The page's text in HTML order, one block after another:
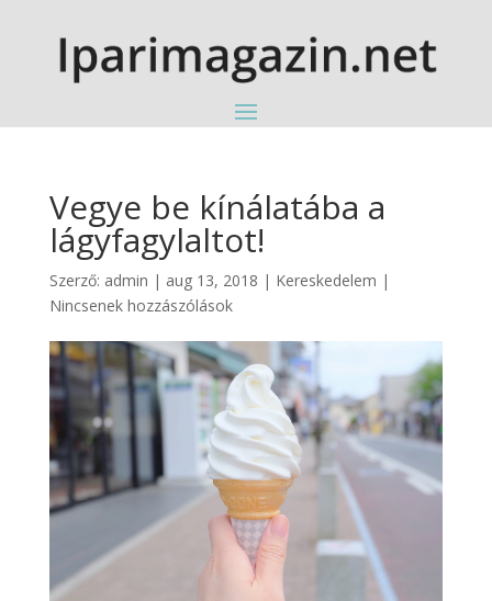
Vegye be kínálatába a
lágyfagylaltot!
Szerző: admin | aug 13, 2018 | Kereskedelem |
Nincsenek hozzászólások